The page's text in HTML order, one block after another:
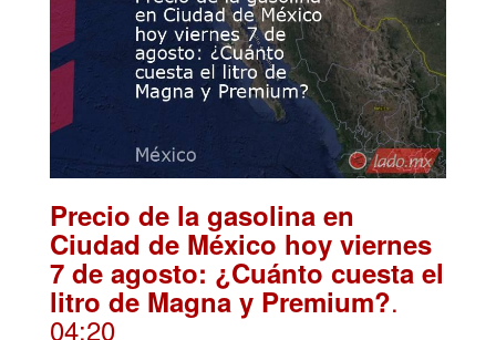
Precio de la gasolina en
Ciudad de México hoy viernes
7 de agosto: ¿Cuánto cuesta el
litro de Magna y Premium?.
04:20